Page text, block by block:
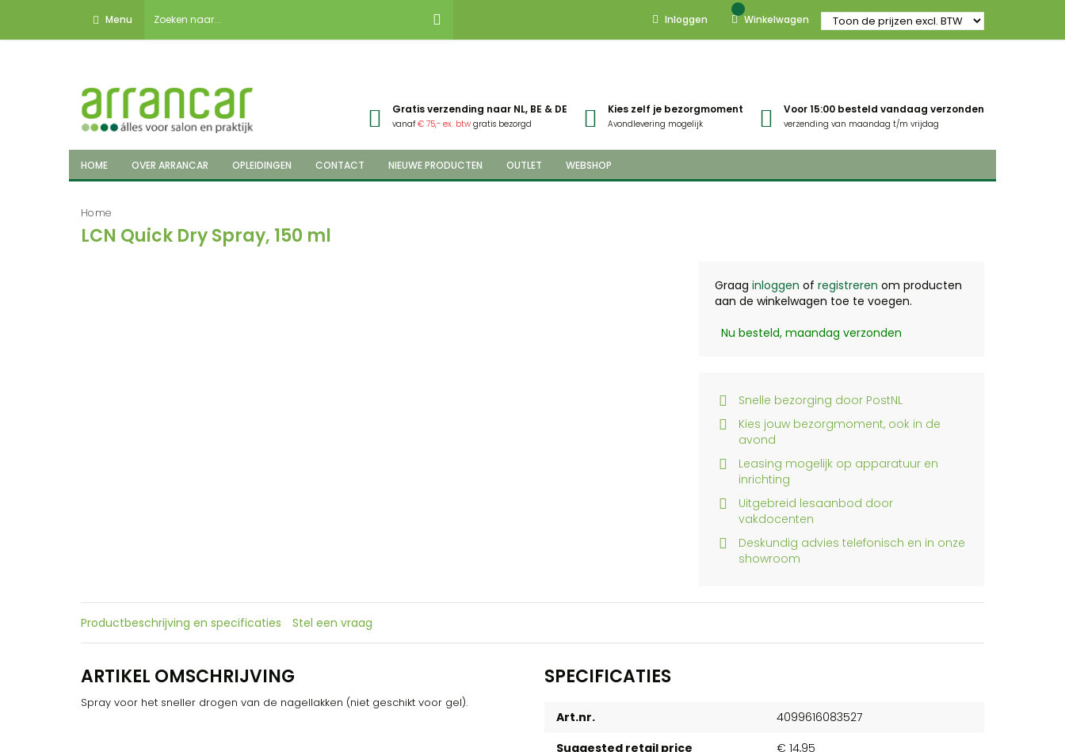
Menu Inloggen Winkelwagen
Gratis verzending naar NL, BE & DE
vanaf€ 75,- ex. btw gratis bezorgd
Kies zelf je bezorgmoment
Avondlevering mogelijk
Voor 15:00 besteld vandaag verzonden
verzending van maandag t/m vrijdag
HOME OVER ARRANCAR OPLEIDINGEN CONTACT NIEUWE PRODUCTEN OUTLET WEBSHOP
Home
LCN Quick Dry Spray, 150 ml
Graag inloggen of registreren om producten
aan de winkelwagen toe te voegen.
Nu besteld, maandag verzonden
Snelle bezorging door PostNL
Kies jouw bezorgmoment, ook in de
avond
Leasing mogelijk op apparatuur en
inrichting
Uitgebreid lesaanbod door
vakdocenten
Deskundig advies telefonisch en in onze
showroom
Productbeschrijving en specificaties Stel een vraag
ARTIKEL OMSCHRIJVING
Spray voor het sneller drogen van de nagellakken (niet geschikt voor gel).
SPECIFICATIES
Art.nr.
4099616083527
Suggested retail price
€ 14,95